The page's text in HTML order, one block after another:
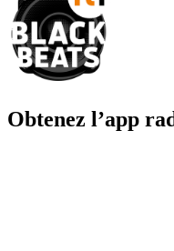
Obtenez l’app